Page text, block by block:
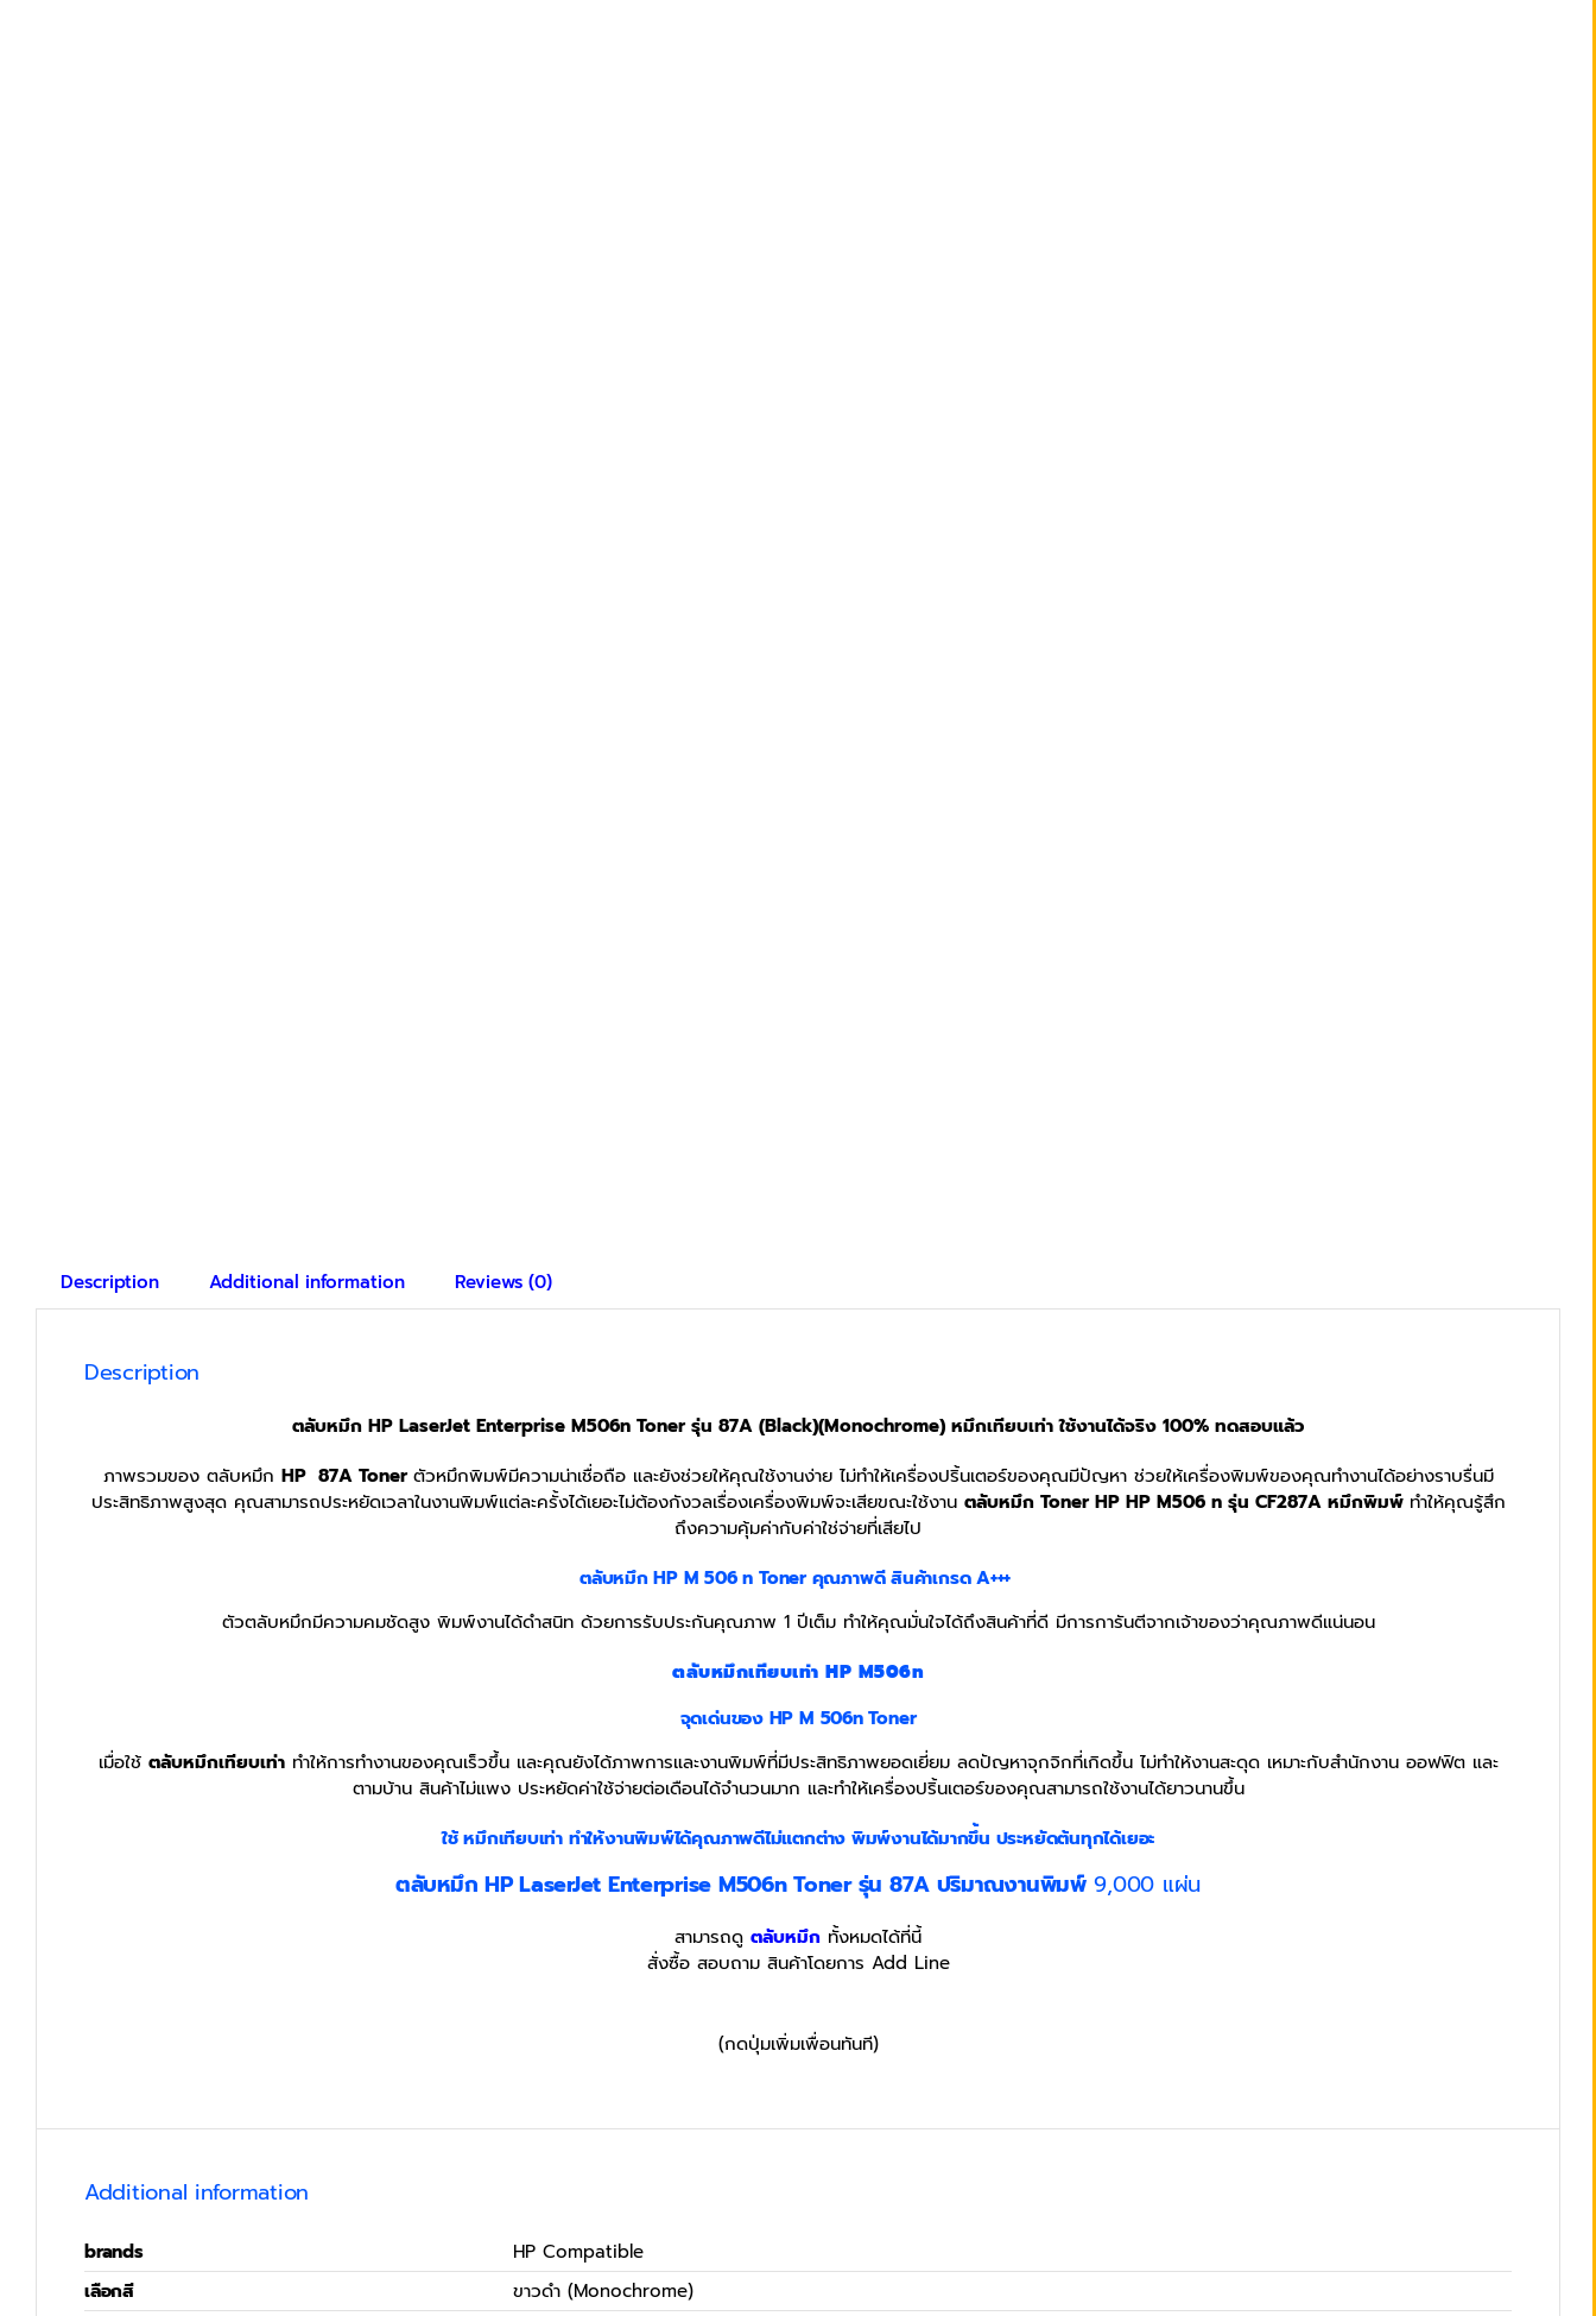
Description Additional information Reviews (0)
Description
ตลับหมึก HP LaserJet Enterprise M506n Toner รุ่น 87A (Black)(Monochrome) หมึกเทียบเท่า ใช้งานได้จริง 100% ทดสอบแล้ว
ภาพรวมของ ตลับหมึก HP 87A Tonerตัวหมึกพิมพ์มีความน่าเชื่อถือ และยังช่วยให้คุณใช้งานง่าย ไม่ทำให้เครื่องปริ้นเตอร์ของคุณมีปัญหา ช่วยให้เครื่องพิมพ์ของคุณทำงานได้อย่างราบรื่นมี
ประสิทธิภาพสูงสุด คุณสามารถประหยัดเวลาในงานพิมพ์แต่ละครั้งได้เยอะไม่ต้องกังวลเรื่องเครื่องพิมพ์จะเสียขณะใช้งาน ตลับหมึก Toner HP HP M506 n รุ่น CF287A หมึกพิมพ์ ทำให้คุณรู้สึก
ถึงความคุ้มค่ากับค่าใช่จ่ายที่เสียไป
ตลับหมึก HP M 506 n Tonerคุณภาพดี สินค้าเกรด A+++
ตัวตลับหมึกมีความคมชัดสูง พิมพ์งานได้ดำสนิท ด้วยการรับประกันคุณภาพ 1 ปีเต็ม ทำให้คุณมั่นใจได้ถึงสินค้าที่ดี มีการการันตีจากเจ้าของว่าคุณภาพดีแน่นอน
ตลับหมึกเทียบเท่า HP M506n
จุดเด่นของ HP M 506nToner
เมื่อใช้ ตลับหมึกเทียบเท่าทำให้การทำงานของคุณเร็วขึ้น และคุณยังได้ภาพการและงานพิมพ์ที่มีประสิทธิภาพยอดเยี่ยม ลดปัญหาจุกจิกที่เกิดขึ้น ไม่ทำให้งานสะดุด เหมาะกับสำนักงาน ออฟฟิต และ
ตามบ้าน สินค้าไม่แพง ประหยัดค่าใช้จ่ายต่อเดือนได้จำนวนมาก และทำให้เครื่องปริ้นเตอร์ของคุณสามารถใช้งานได้ยาวนานขึ้น
ใช้ หมึกเทียบเท่า ทำให้งานพิมพ์ได้คุณภาพดีไม่แตกต่าง พิมพ์งานได้มากขึ้น ประหยัดต้นทุกได้เยอะ
ตลับหมึก HP LaserJet Enterprise M506n Toner รุ่น 87A ปริมาณงานพิมพ์9,000 แผ่น
สามารถดู ตลับหมึก ทั้งหมดได้ที่นี้
สั่งซื้อ สอบถาม สินค้าโดยการ Add Line
(กดปุ่มเพิ่มเพื่อนทันที)
Additional information
brands
HP Compatible
เลือกสี
ขาวดำ (Monochrome)